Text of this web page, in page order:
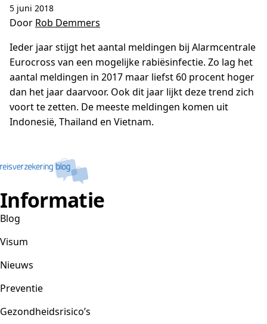
5 juni 2018
Door Rob Demmers
Ieder jaar stijgt het aantal meldingen bij Alarmcentrale
Eurocross van een mogelijke rabiësinfectie. Zo lag het
aantal meldingen in 2017 maar liefst 60 procent hoger
dan het jaar daarvoor. Ook dit jaar lijkt deze trend zich
voort te zetten. De meeste meldingen komen uit
Indonesië, Thailand en Vietnam.
Informatie
Blog
Visum
Nieuws
Preventie
Gezondheidsrisico’s